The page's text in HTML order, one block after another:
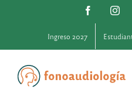
Facebook
Ingreso 2027